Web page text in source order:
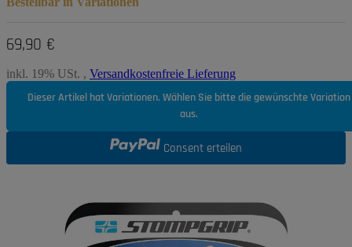
69,90 €
inkl. 19% USt. , Versandkostenfreie Lieferung
Dieser Artikel hat Variationen. Wählen Sie bitte die gewünschte Variation
aus.
Consent erteilen